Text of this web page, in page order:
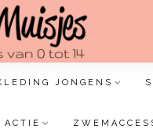
JONGENS
ACTIE